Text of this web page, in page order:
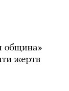
община»
жертв